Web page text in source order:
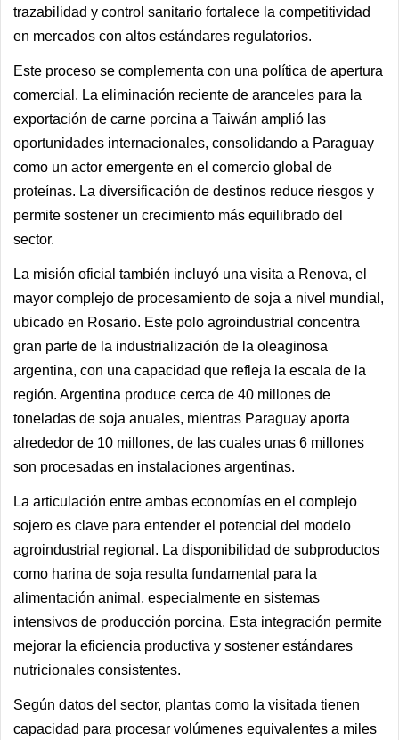
trazabilidad y control sanitario fortalece la competitividad
en mercados con altos estándares regulatorios.
Este proceso se complementa con una política de apertura
comercial. La eliminación reciente de aranceles para la
exportación de carne porcina a Taiwán amplió las
oportunidades internacionales, consolidando a Paraguay
como un actor emergente en el comercio global de
proteínas. La diversificación de destinos reduce riesgos y
permite sostener un crecimiento más equilibrado del
sector.
La misión oficial también incluyó una visita a Renova, el
mayor complejo de procesamiento de soja a nivel mundial,
ubicado en Rosario. Este polo agroindustrial concentra
gran parte de la industrialización de la oleaginosa
argentina, con una capacidad que refleja la escala de la
región. Argentina produce cerca de 40 millones de
toneladas de soja anuales, mientras Paraguay aporta
alrededor de 10 millones, de las cuales unas 6 millones
son procesadas en instalaciones argentinas.
La articulación entre ambas economías en el complejo
sojero es clave para entender el potencial del modelo
agroindustrial regional. La disponibilidad de subproductos
como harina de soja resulta fundamental para la
alimentación animal, especialmente en sistemas
intensivos de producción porcina. Esta integración permite
mejorar la eficiencia productiva y sostener estándares
nutricionales consistentes.
Según datos del sector, plantas como la visitada tienen
capacidad para procesar volúmenes equivalentes a miles